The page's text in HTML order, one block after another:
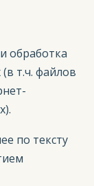
обработка
т.ч. файлов
по тексту